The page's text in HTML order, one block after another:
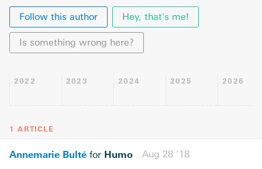
Follow this author Hey, that's me!
Is something wrong here?
2022 2023 2024 2025 2026
1 ARTICLE
Annemarie Bulté for Humo Aug 28 ’18